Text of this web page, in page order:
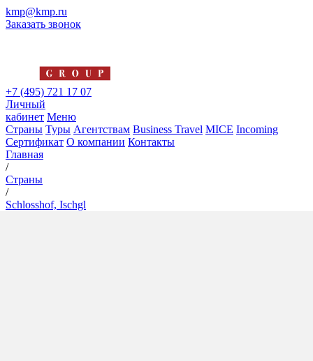
kmp@kmp.ru
Заказать звонок
+7 (495) 721 17 07
Личный
кабинет Меню
Страны Туры Агентствам Business Travel MICE Incoming
Сертификат О компании Контакты
Главная
/
Страны
/
Schlosshof, Ischgl